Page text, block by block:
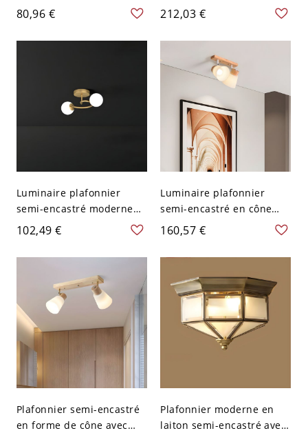
abat-jour en verre orienté
vers le bas - 110 V-120 V
Blanc Laiteux
80,96 €
marbre kaki et matériau
en pierre - 110 V-120 V 13
pouces (33,02 cm)
212,03 €
Luminaire plafonnier
semi-encastré moderne
en forme de boule dorée
élégante - 110 V-120 V 2
102,49 €
Luminaire plafonnier
semi-encastré en cône
asiatique en bois naturel
avec abat-jour en verre
blanc - 110 V-120 V 30,48
160,57 €
Plafonnier semi-encastré
en forme de cône avec
Plafonnier moderne en
laiton semi-encastré avec